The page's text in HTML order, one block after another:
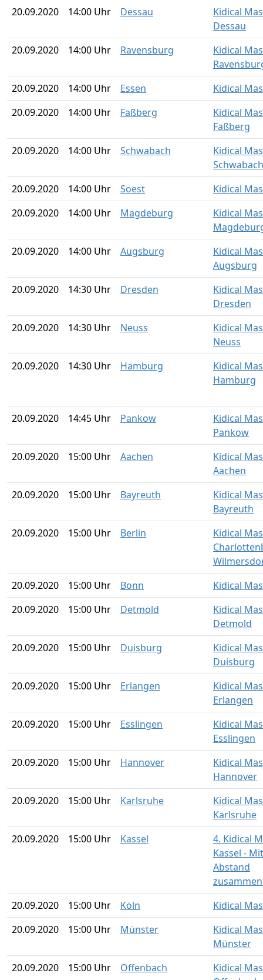
20.09.2020
14:00 Uhr Dessau
Kidical
Dessau
20.09.2020
14:00 Uhr Ravensburg
Kidical
20.09.2020
14:00 Uhr Essen
Kidical
20.09.2020
14:00 Uhr Faßberg
Kidical
Faßberg
20.09.2020
14:00 Uhr Schwabach
Kidical
Schwabach
20.09.2020
14:00 Uhr Soest
Kidical
20.09.2020
14:00 Uhr Magdeburg
Kidical
20.09.2020
14:00 Uhr Augsburg
Kidical
Augsburg
20.09.2020
14:30 Uhr Dresden
Kidical
Dresden
20.09.2020
14:30 Uhr Neuss
Kidical
Neuss
20.09.2020
14:30 Uhr Hamburg
Kidical
Hamburg
20.09.2020 14:45 Uhr Pankow
Kidical
Pankow
20.09.2020
15:00 Uhr Aachen
Kidical
Aachen
20.09.2020
15:00 Uhr Bayreuth
Kidical
Bayreuth
20.09.2020
15:00 Uhr Berlin
Kidical
20.09.2020
15:00 Uhr Bonn
Kidical
20.09.2020
15:00 Uhr Detmold
Kidical
Detmold
20.09.2020
15:00 Uhr Duisburg
Kidical
Duisburg
20.09.2020
15:00 Uhr Erlangen
Kidical
Erlangen
20.09.2020
15:00 Uhr Esslingen
Kidical
Esslingen
20.09.2020
15:00 Uhr Hannover
Kidical
Hannover
20.09.2020
15:00 Uhr Karlsruhe
Kidical
Karlsruhe
20.09.2020
15:00 Uhr Kassel
4. Kidical
Kassel - Mit
Abstand
20.09.2020
15:00 Uhr Köln
Kidical
20.09.2020
15:00 Uhr Münster
Kidical
Münster
20.09.2020
15:00 Uhr Offenbach
Kidical